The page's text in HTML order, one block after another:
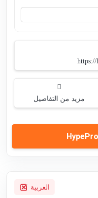
https://
مزيد من التفاصيل
العربية